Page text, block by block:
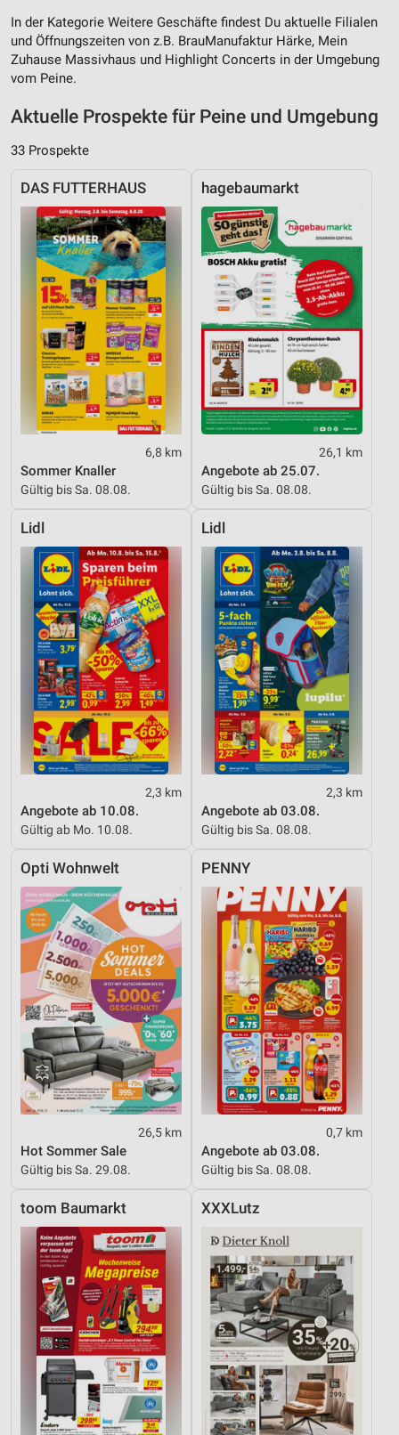
In der Kategorie Weitere Geschäfte findest Du aktuelle Filialen
und Öffnungszeiten von z.B. BrauManufaktur Härke, Mein
Zuhause Massivhaus und Highlight Concerts in der Umgebung
vom Peine.
Aktuelle Prospekte für Peine und Umgebung
33 Prospekte
DAS FUTTERHAUS
6,8 km
Sommer Knaller
Gültig bis Sa. 08.08.
hagebaumarkt
26,1 km
Angebote ab 25.07.
Gültig bis Sa. 08.08.
Lidl
2,3 km
Angebote ab 10.08.
Gültig ab Mo. 10.08.
Lidl
2,3 km
Angebote ab 03.08.
Gültig bis Sa. 08.08.
Opti Wohnwelt
26,5 km
Hot Sommer Sale
Gültig bis Sa. 29.08.
PENNY
0,7 km
Angebote ab 03.08.
Gültig bis Sa. 08.08.
toom Baumarkt XXXLutz